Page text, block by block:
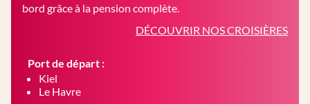
bord grâce à la pension complète.
DÉCOUVRIR NOS CROISIÈRES
Port de départ :
Kiel
Le Havre